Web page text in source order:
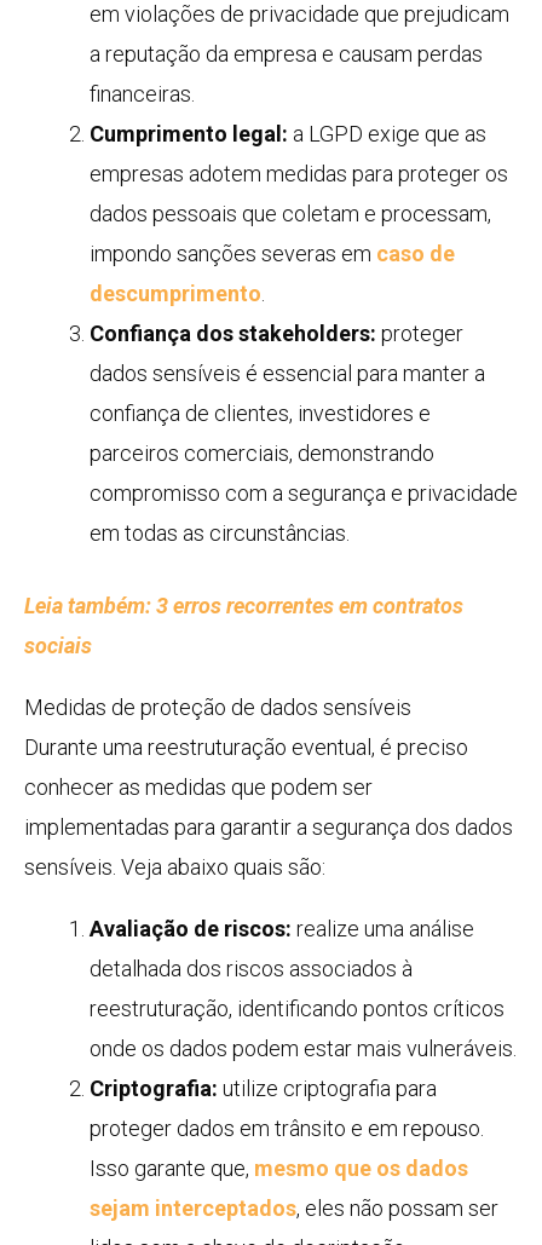
em violações de privacidade que prejudicam
a reputação da empresa e causam perdas
financeiras.
Cumprimento legal: a LGPD exige que as
empresas adotem medidas para proteger os
dados pessoais que coletam e processam,
impondo sanções severas em caso de
descumprimento
Confiança dos stakeholders: proteger
dados sensíveis é essencial para manter a
confiança de clientes, investidores e
parceiros comerciais, demonstrando
compromisso com a segurança e privacidade
em todas as circunstâncias.
Leia também: 3 erros recorrentes em contratos
sociais
Medidas de proteção de dados sensíveis
Durante uma reestruturação eventual, é preciso
conhecer as medidas que podem ser
implementadas para garantir a segurança dos dados
sensíveis. Veja abaixo quais são:
Avaliação de riscos: realize uma análise
detalhada dos riscos associados à
reestruturação, identificando pontos críticos
onde os dados podem estar mais vulneráveis.
Criptografia: utilize criptografia para
proteger dados em trânsito e em repouso.
Isso garante que, mesmo que os dados
sejam interceptados, eles não possam ser